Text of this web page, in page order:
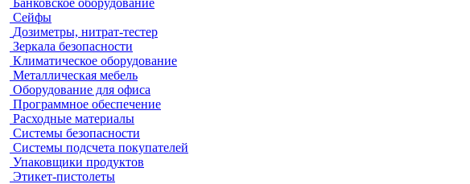
Банковское оборудование
Сейфы
Дозиметры, нитрат-тестер
Зеркала безопасности
Климатическое оборудование
Металлическая мебель
Оборудование для офиса
Программное обеспечение
Расходные материалы
Системы безопасности
Системы подсчета покупателей
Упаковщики продуктов
Этикет-пистолеты